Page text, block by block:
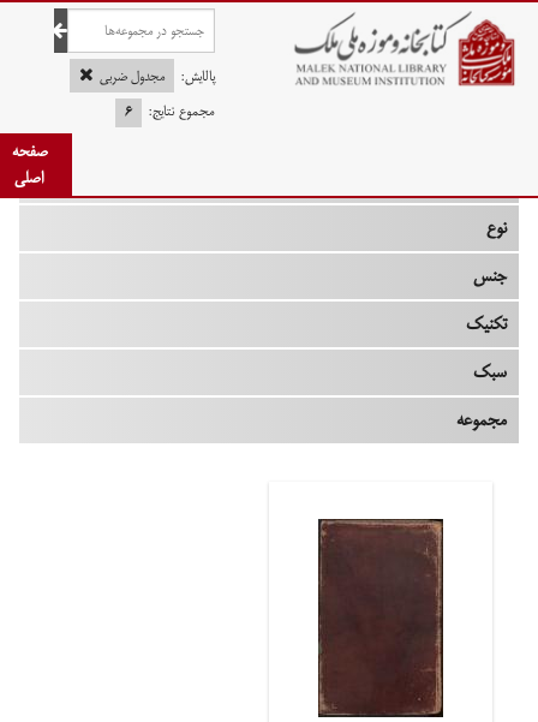
صفحه اصلی
پالایش:
مجدول ضربی
مجموع نتایج:
۶
صفحه
اصلی
نوع
جنس
تکنیک
سبک
مجموعه